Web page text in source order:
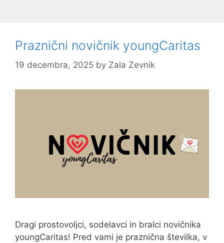
Praznični novičnik youngCaritas
19 decembra, 2025 by Zala Zevnik
Dragi prostovoljci, sodelavci in bralci novičnika
youngCaritas! Pred vami je praznična številka, v